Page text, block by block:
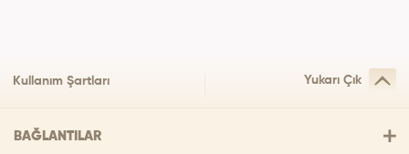
Kullanım Şartları Yukarı Çık
BAĞLANTILAR